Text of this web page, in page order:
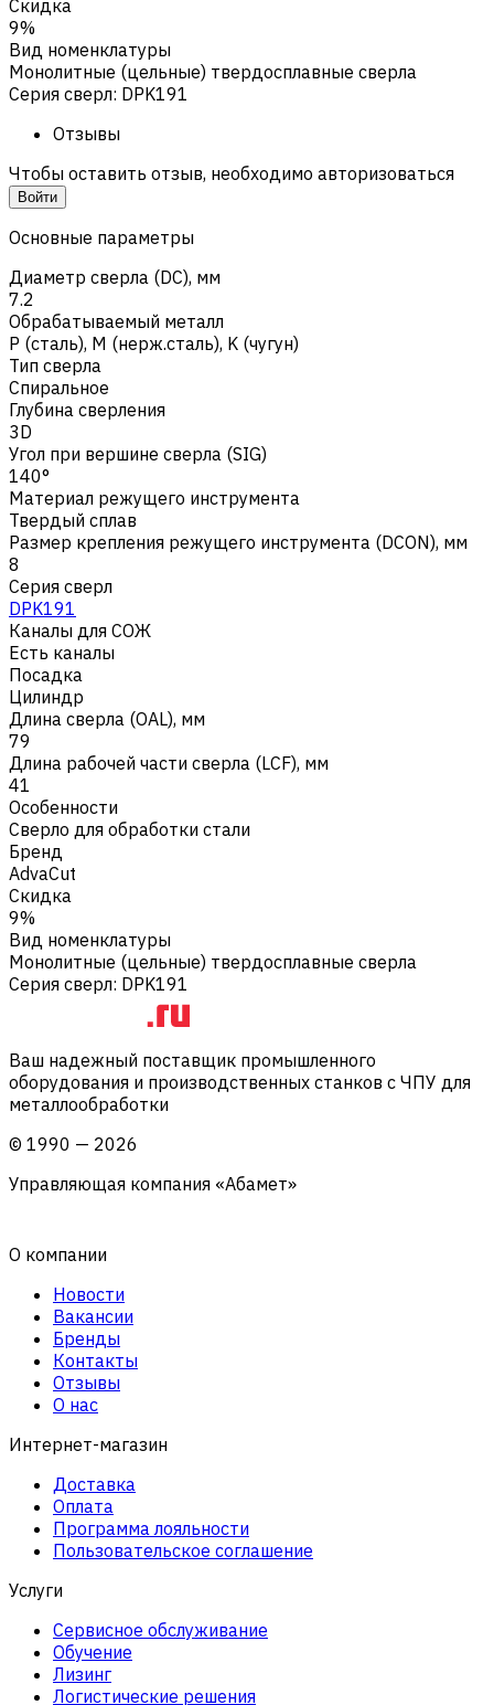
Скидка
9%
Вид номенклатуры
Монолитные (цельные) твердосплавные сверла
Серия сверл: DPK191
Отзывы
Чтобы оставить отзыв, необходимо авторизоваться
Войти
Основные параметры
Диаметр сверла (DC), мм
7.2
Обрабатываемый металл
Р (сталь), M (нерж.сталь), K (чугун)
Тип сверла
Спиральное
Глубина сверления
3D
Угол при вершине сверла (SIG)
140°
Материал режущего инструмента
Твердый сплав
Размер крепления режущего инструмента (DCON), мм
8
Серия сверл
DPK191
Каналы для СОЖ
Есть каналы
Посадка
Цилиндр
Длина сверла (OAL), мм
79
Длина рабочей части сверла (LCF), мм
41
Особенности
Сверло для обработки стали
Бренд
AdvaCut
Скидка
9%
Вид номенклатуры
Монолитные (цельные) твердосплавные сверла
Серия сверл: DPK191
Ваш надежный поставщик промышленного
оборудования и производственных станков с ЧПУ для
металлообработки
© 1990 — 2026
Управляющая компания «Абамет»
О компании
Новости
Вакансии
Бренды
Контакты
Отзывы
О нас
Интернет-магазин
Доставка
Оплата
Программа лояльности
Пользовательское соглашение
Услуги
Сервисное обслуживание
Обучение
Лизинг
Логистические решения